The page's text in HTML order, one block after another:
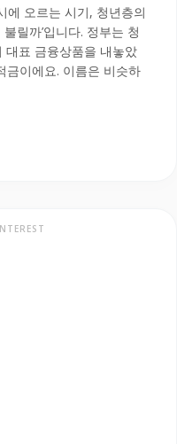
에 오르는 시기, 청년층의
릴까’입니다. 정부는 청
대표 금융상품을 내놓았
금이에요. 이름은 비슷하